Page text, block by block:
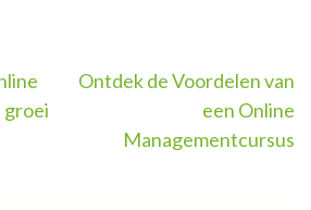
groei
Ontdek de Voordelen van
een Online
Managementcursus